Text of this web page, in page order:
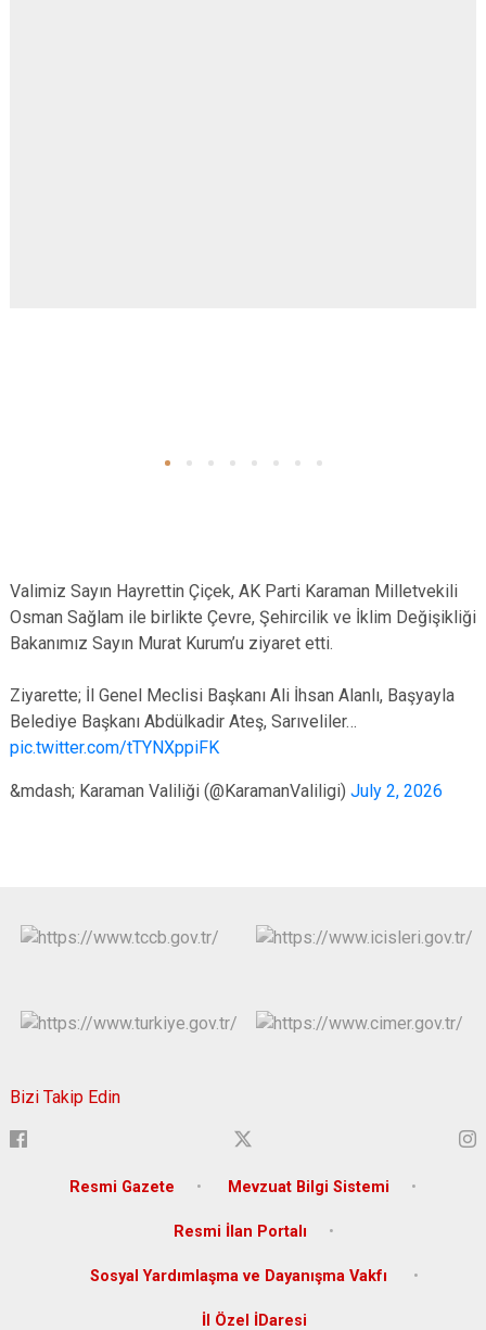
Valimiz Sayın Hayrettin Çiçek, AK Parti Karaman Milletvekili
Osman Sağlam ile birlikte Çevre, Şehircilik ve İklim Değişikliği
Bakanımız Sayın Murat Kurum’u ziyaret etti.
Ziyarette; İl Genel Meclisi Başkanı Ali İhsan Alanlı, Başyayla
Belediye Başkanı Abdülkadir Ateş, Sarıveliler…
pic.twitter.com/tTYNXppiFK
&mdash; Karaman Valiliği (@KaramanValiligi) July 2, 2026
Bizi Takip Edin
Resmi Gazete Mevzuat Bilgi Sistemi
Resmi İlan Portalı
Sosyal Yardımlaşma ve Dayanışma Vakfı
İl Özel İDaresi